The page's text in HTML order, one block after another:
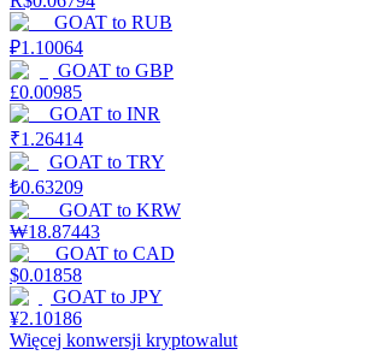
Zarabiać
Mocna Świnka
GOAT to RUB
₽1.10064
GOAT to GBP
£0.00985
GOAT to INR
₹1.26414
GOAT to TRY
₺0.63209
GOAT to KRW
₩18.87443
GOAT to CAD
$0.01858
GOAT to JPY
¥2.10186
Więcej konwersji kryptowalut